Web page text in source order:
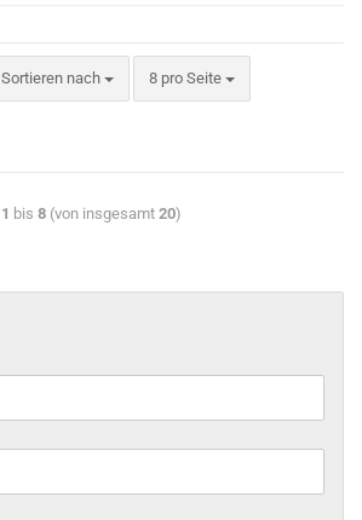
Sortieren nach 8 pro Seite
1 bis 8(von insgesamt 20)